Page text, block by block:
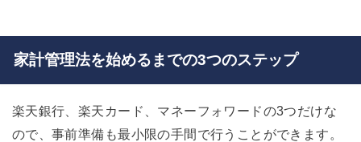
家計管理法を始めるまでの3つのステップ
楽天銀行、楽天カード、マネーフォワードの3つだけな
ので、事前準備も最小限の手間で行うことができます。